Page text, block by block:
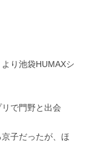
り池袋HUMAXシ
で門野と出会
子だったが、ほ